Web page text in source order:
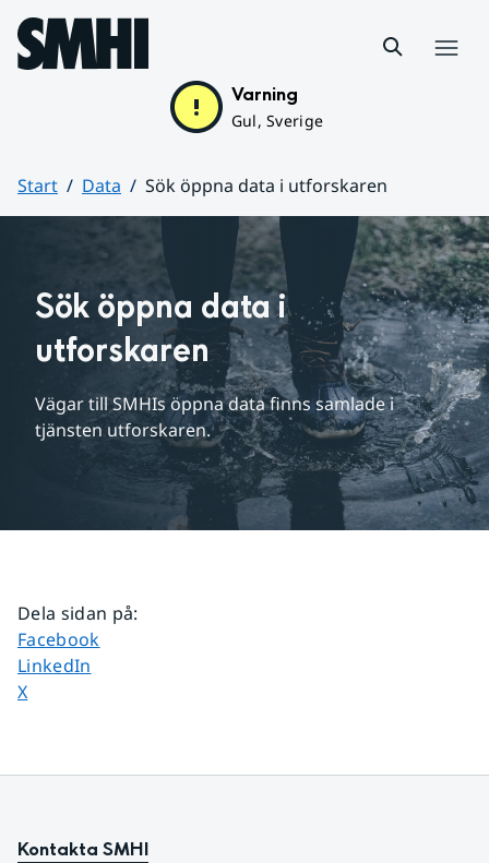
Hoppa till sidans innehåll
Varning
Gul, Sverige
Start Data
Sök öppna data i utforskaren
Huvudinnehåll
Sök öppna data i
utforskaren
Vägar till SMHIs öppna data finns samlade i
tjänsten utforskaren.
Dela sidan på:
Dela sidan på
Facebook
Dela sidan på
LinkedIn
Dela sidan på
X
Kontakta SMHI